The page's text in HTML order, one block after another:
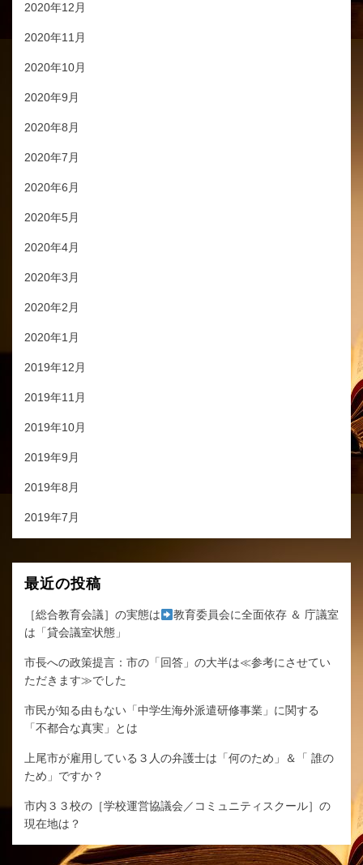
2020年12月
2020年11月
2020年10月
2020年9月
2020年8月
2020年7月
2020年6月
2020年5月
2020年4月
2020年3月
2020年2月
2020年1月
2019年12月
2019年11月
2019年10月
2019年9月
2019年8月
2019年7月
最近の投稿
［総合教育会議］の実態は
教育委員会に全面依存 ＆ 庁議室
は「貸会議室状態」
市長への政策提言：市の「回答」の大半は≪参考にさせてい
ただきます≫でした
市民が知る由もない「中学生海外派遣研修事業」に関する
「不都合な真実」とは
上尾市が雇用している３人の弁護士は「何のため」＆「 誰の
ため」ですか？
市内３３校の［学校運営協議会／コミュニティスクール］の
現在地は？